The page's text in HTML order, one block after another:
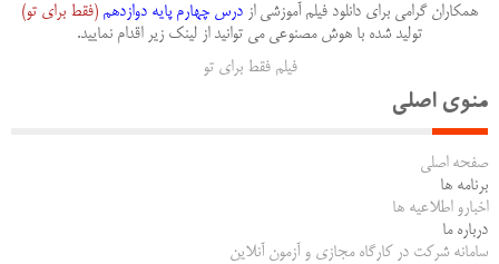
همکاران گرامی برای دانلود فیلم آموزشی از درس چهارم پایه دوازدهم (فقط برای تو)
تولید شده با هوش مصنوعی می توانید از لینک زیر اقدام نمایید.
فیلم فقط برای تو
منوی اصلی
صفحه اصلی
برنامه ها
اخبارو اطلاعیه ها
درباره ما
سامانه شرکت در کارگاه مجازی و آزمون آنلاین